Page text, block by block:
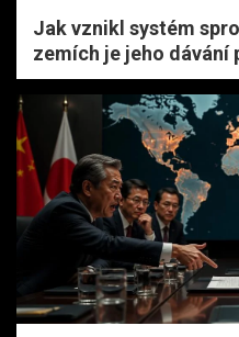
Jak vznikl systém
zemích je jeho dávání